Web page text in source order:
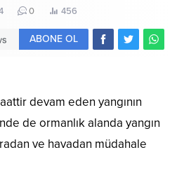
0 456
ABONE OL
devam eden yangının
de ormanlık alanda yangın
ve havadan müdahale